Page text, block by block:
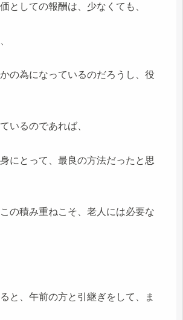
としての報酬は、少なくても、
の為になっているのだろうし、役
いるのであれば、
にとって、最良の方法だったと思
の積み重ねこそ、老人には必要な
と、午前の方と引継ぎをして、ま